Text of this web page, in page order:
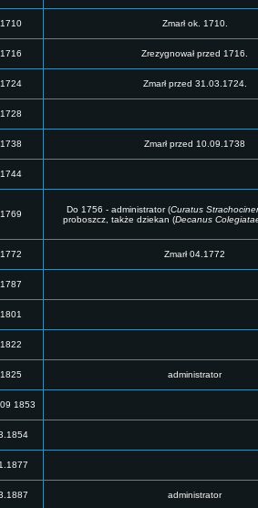
1710 Zmarł ok. 1710.
1716 Zrezygnował przed 1716.
1724 Zmarł przed 31.03.1724.
1728
1738 Zmarł przed 10.09.1738
1744
1769 Do 1756 - administrator (Curatus
proboszcz, także dziekan (Decanus
1772 Zmarł 04.1772
1787
1801
1822
1825 administrator
1853
administrator